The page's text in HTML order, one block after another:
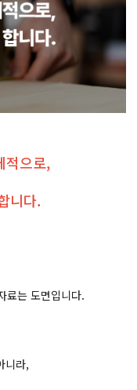
으로,
니다.
료는 도면입니다.
니라,